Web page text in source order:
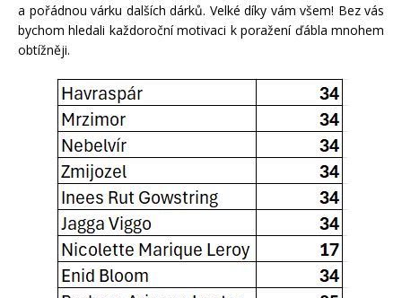
a pořádnou várku dalších dárků. Velké díky vám všem! Bez vás
bychom hledali každoroční motivaci k poražení ďábla mnohem
obtížněji.